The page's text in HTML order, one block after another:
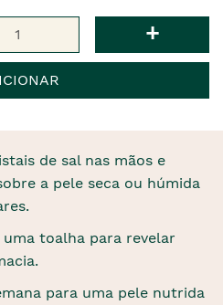
+
de sal nas mãos e
a pele seca ou húmida
uma toalha para revelar
para uma pele nutrida